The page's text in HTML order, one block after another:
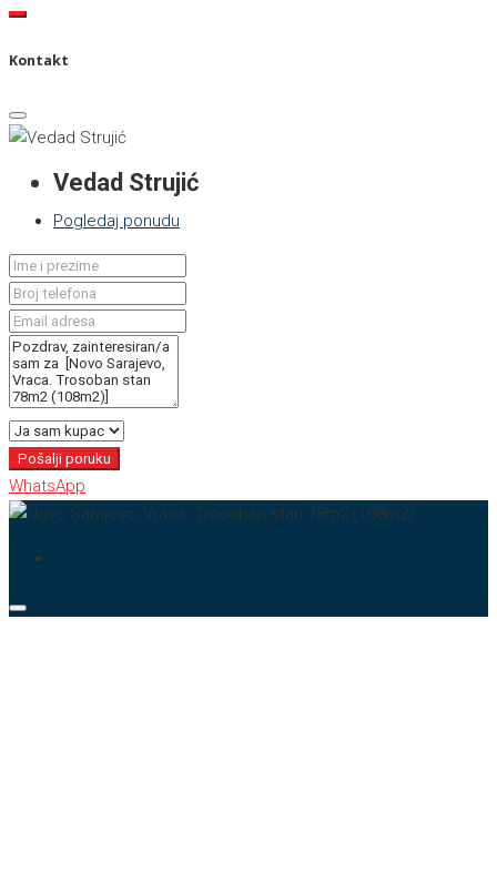
Kontakt
Vedad Strujić
Pogledaj ponudu
Pošalji poruku
WhatsApp